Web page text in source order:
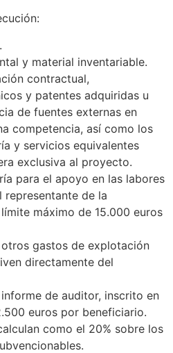
y material inventariable.
contractual,
y patentes adquiridas u
de fuentes externas en
competencia, así como los
y servicios equivalentes
exclusiva al proyecto.
para el apoyo en las labores
de la
máximo de 15.000 euros
gastos de explotación
directamente del
de auditor, inscrito en
euros por beneficiario.
como el 20% sobre los